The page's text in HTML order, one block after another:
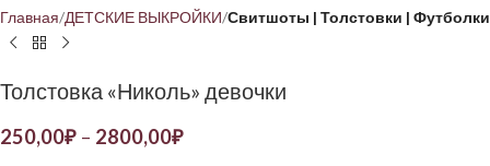
Главная ДЕТСКИЕ ВЫКРОЙКИ Свитшоты | Толстовки | Футболки
Толстовка «Николь» девочки
250,00₽ – 2800,00₽